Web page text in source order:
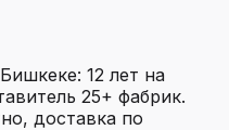
12 лет на
25+ фабрик.
доставка по